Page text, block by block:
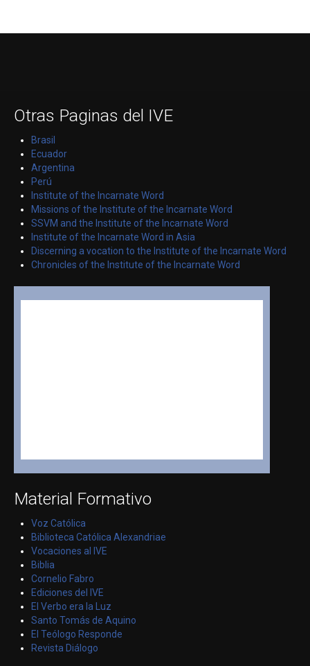
Otras Paginas del IVE
Brasil
Ecuador
Argentina
Perú
Institute of the Incarnate Word
Missions of the Institute of the Incarnate Word
SSVM and the Institute of the Incarnate Word
Institute of the Incarnate Word in Asia
Discerning a vocation to the Institute of the Incarnate Word
Chronicles of the Institute of the Incarnate Word
Material Formativo
Voz Católica
Biblioteca Católica Alexandriae
Vocaciones al IVE
Biblia
Cornelio Fabro
Ediciones del IVE
El Verbo era la Luz
Santo Tomás de Aquino
El Teólogo Responde
Revista Diálogo